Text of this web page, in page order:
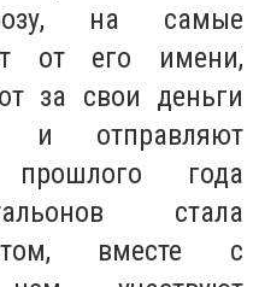
на самые
от его имени,
за свои деньги
и отправляют
года
стала
вместе с